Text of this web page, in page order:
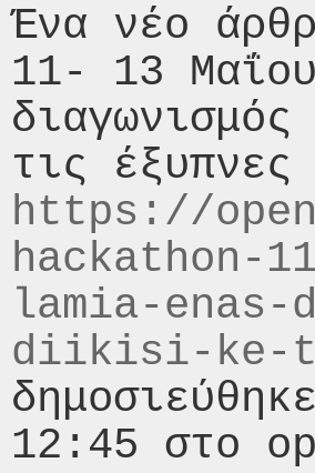
Ένα νέο
11- 13
https://
hackathon-
lamia-
diikisi-ke-
12:45 στο